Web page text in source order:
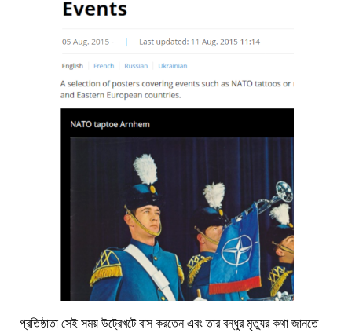
প্রতিষ্ঠাতা সেই সময় উট্রেখটে বাস করতেন এবং তার বন্ধুর মৃত্যুর কথা জানতে